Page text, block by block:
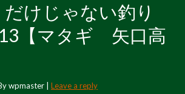
だけじゃない釣り
【マタギ 矢口高
wpmaster Leave a reply